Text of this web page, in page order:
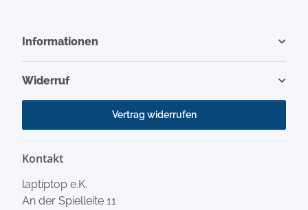
Informationen
Widerruf
Vertrag widerrufen
Kontakt
laptiptop e.K.
An der Spielleite 11